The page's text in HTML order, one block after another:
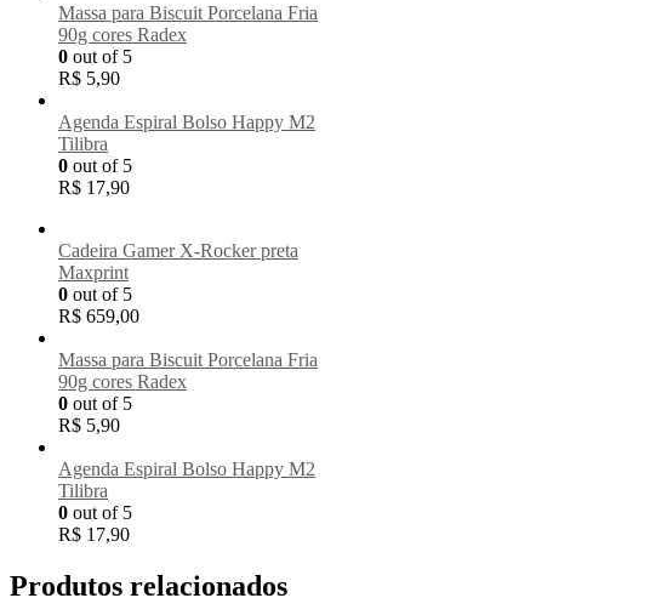
Massa para Biscuit Porcelana Fria
90g cores Radex
0 out of 5
R$ 5,90
Agenda Espiral Bolso Happy M2
Tilibra
0 out of 5
R$ 17,90
Cadeira Gamer X-Rocker preta
Maxprint
0 out of 5
R$ 659,00
Massa para Biscuit Porcelana Fria
90g cores Radex
0 out of 5
R$ 5,90
Agenda Espiral Bolso Happy M2
Tilibra
0 out of 5
R$ 17,90
Produtos relacionados